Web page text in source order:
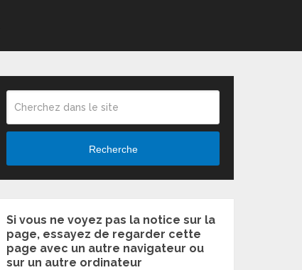
Recherche
Si vous ne voyez pas la notice sur la
page, essayez de regarder cette
page avec un autre navigateur ou
sur un autre ordinateur